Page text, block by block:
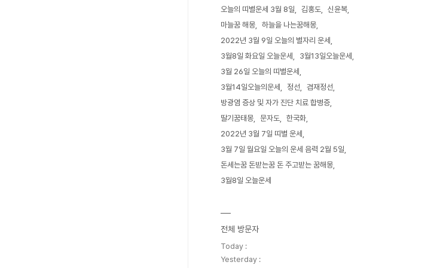
오늘의 띠별운세 3월 8일
김홍도
신윤복
마늘꿈 해몽
하늘을 나는꿈해몽
2022년 3월 9일 오늘의 별자리 운세
3월8일 화요일 오늘운세
3월13일오늘운세
3월 26일 오늘의 띠별운세
3월14일오늘의운세
정선
겸재정선
방광염 증상 및 자가 진단 치료 합병증
딸기꿈태몽
문자도
한국화
2022년 3월 7일 띠별 운세
3월 7일 월요일 오늘의 운세 음력 2월 5일
돈세는꿈 돈받는꿈 돈 주고받는 꿈해몽
3월8일 오늘운세
전체 방문자
Today :
Yesterday :